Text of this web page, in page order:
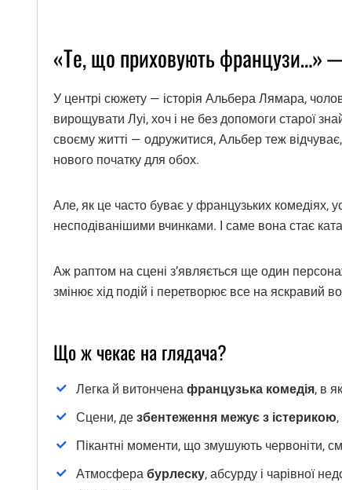
«Те, що приховують французи…»
У центрі сюжету — історія Альбера Лямара,
вирощувати Луі, хоч і не без допомоги старої
своєму житті — одружитися, Альбер теж
нового початку для обох.
Але, як це часто буває у французьких
несподіванішими вчинками. І саме вона стає
Аж раптом на сцені з’являється ще один
змінює хід подій і перетворює все на яскравий
Що ж чекає на глядача?
Легка й витончена французька комедія, в
Сцени, де збентеження межує з істерикою
Пікантні моменти, що змушують червоніти,
Атмосфера бурлеску, абсурду і чарівної